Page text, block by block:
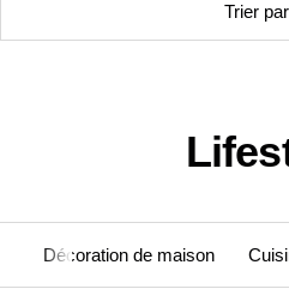
Trier par
Décoration de maison